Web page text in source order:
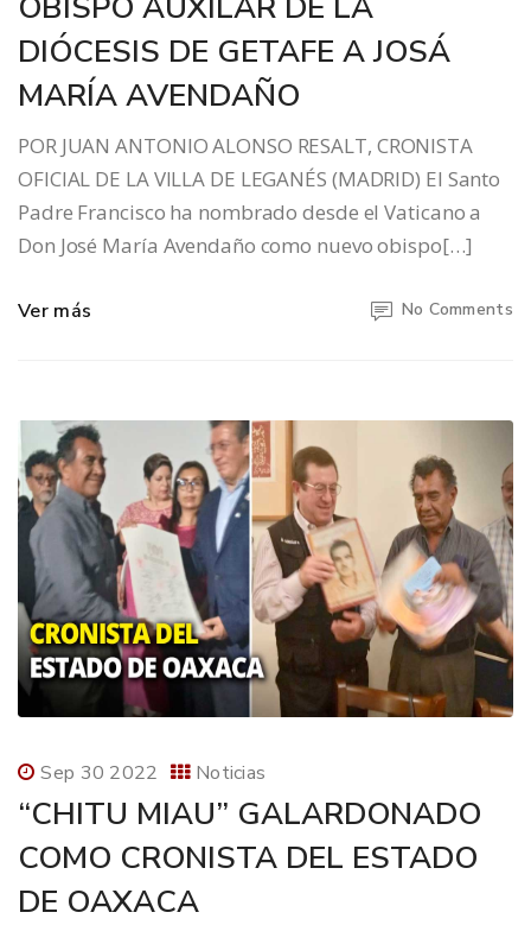
DIÓCESIS DE GETAFE A JOSÁ
MARÍA AVENDAÑO
POR JUAN ANTONIO ALONSO RESALT, CRONISTA
OFICIAL DE LA VILLA DE LEGANÉS (MADRID) El Santo
Padre Francisco ha nombrado desde el Vaticano a
Don José María Avendaño como nuevo obispo[…]
Ver más No Comments
Sep 30 2022 Noticias
“CHITU MIAU” GALARDONADO
COMO CRONISTA DEL ESTADO
DE OAXACA